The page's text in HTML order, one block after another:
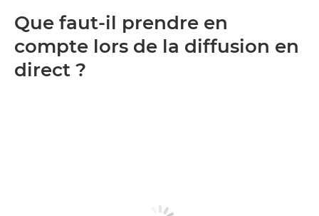
Que faut-il prendre en
compte lors de la diffusion en
direct ?